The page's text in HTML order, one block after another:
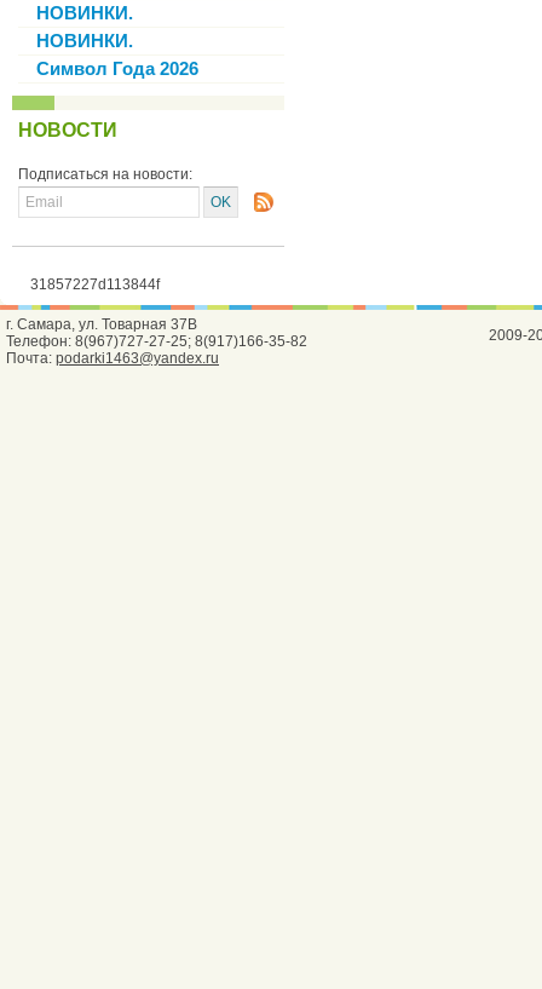
НОВИНКИ.
НОВИНКИ.
Символ Года 2026
НОВОСТИ
Подписаться на новости:
31857227d113844f
г. Самара, ул. Товарная 37В
Телефон: 8(967)727-27-25; 8(917)166-35-82
Почта: podarki1463@yandex.ru
2009-